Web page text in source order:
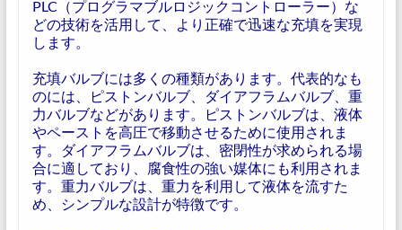
PLC（プログラマブルロジックコントローラー）な
どの技術を活用して、より正確で迅速な充填を実現
します。
充填バルブには多くの種類があります。代表的なも
のには、ピストンバルブ、ダイアフラムバルブ、重
力バルブなどがあります。ピストンバルブは、液体
やペーストを高圧で移動させるために使用されま
す。ダイアフラムバルブは、密閉性が求められる場
合に適しており、腐食性の強い媒体にも利用されま
す。重力バルブは、重力を利用して液体を流すた
め、シンプルな設計が特徴です。